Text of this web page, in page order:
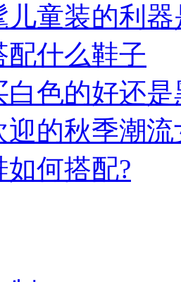
儿童装的利
配什么鞋子
白色的好还
迎的秋季潮
如何搭配?